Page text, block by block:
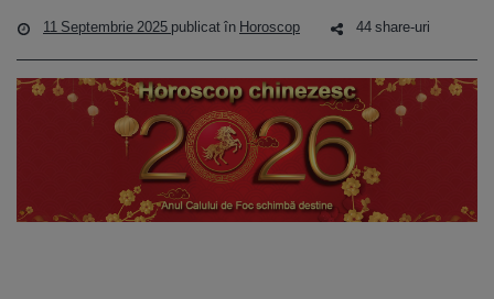
11 Septembrie 2025 publicat în Horoscop 44 share-uri